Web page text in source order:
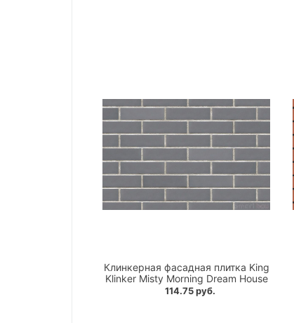
Клинкерная фасадная плитка King
Klinker Misty Morning Dream House
114.75 руб.